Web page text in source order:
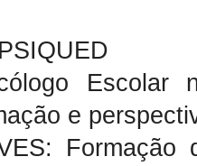
Escolar
e